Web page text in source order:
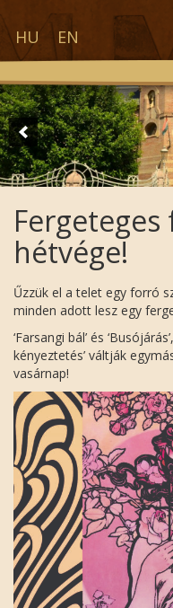
HU EN
Fergeteges
hétvége!
Űzzük el a telet egy forró
minden adott lesz egy
‘Farsangi bál’ és
kényeztetés’ váltják
vasárnap!